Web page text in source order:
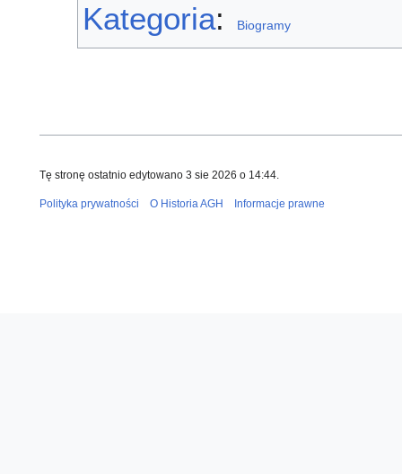
Kategoria: Biogramy
Tę stronę ostatnio edytowano 3 sie 2026 o 14:44.
Polityka prywatności O Historia AGH Informacje prawne